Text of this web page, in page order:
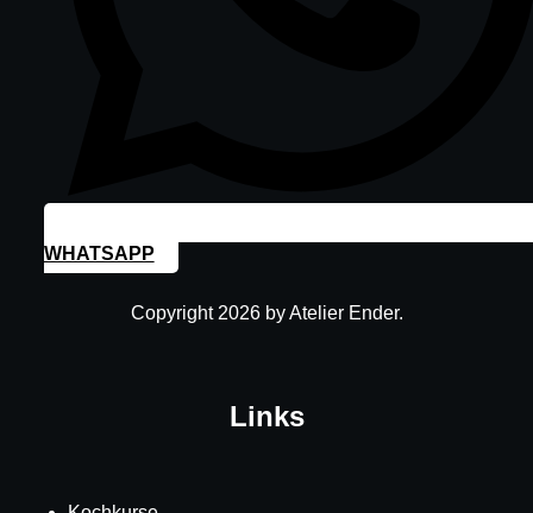
WHATSAPP
Copyright 2026 by Atelier Ender.
Links